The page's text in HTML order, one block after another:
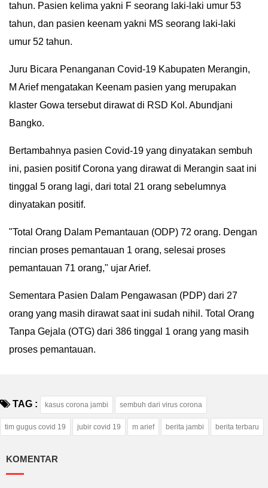
INFOGRAFIS
ADVERTORIAL
INDEKS
tahun. Pasien kelima yakni F seorang laki-laki umur 53
tahun, dan pasien keenam yakni MS seorang laki-laki
umur 52 tahun.
Juru Bicara Penanganan Covid-19 Kabupaten Merangin,
M Arief mengatakan Keenam pasien yang merupakan
klaster Gowa tersebut dirawat di RSD Kol. Abundjani
Bangko.
Bertambahnya pasien Covid-19 yang dinyatakan sembuh
ini, pasien positif Corona yang dirawat di Merangin saat ini
tinggal 5 orang lagi, dari total 21 orang sebelumnya
dinyatakan positif.
"Total Orang Dalam Pemantauan (ODP) 72 orang. Dengan
rincian proses pemantauan 1 orang, selesai proses
pemantauan 71 orang," ujar Arief.
Sementara Pasien Dalam Pengawasan (PDP) dari 27
orang yang masih dirawat saat ini sudah nihil. Total Orang
Tanpa Gejala (OTG) dari 386 tinggal 1 orang yang masih
proses pemantauan.
TAG : kasus corona jambi sembuh dari virus corona
tim gugus covid 19 jubir covid 19 m arief berita jambi berita terbaru
KOMENTAR